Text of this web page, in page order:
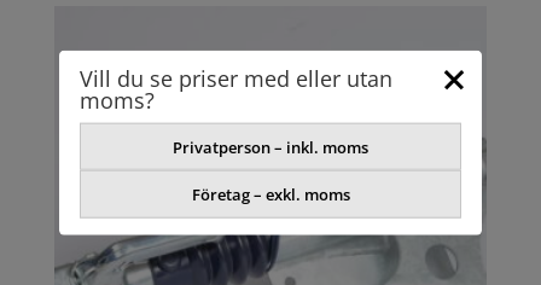
Vill du se priser med eller utan
moms?
Privatperson – inkl. moms
Företag – exkl. moms